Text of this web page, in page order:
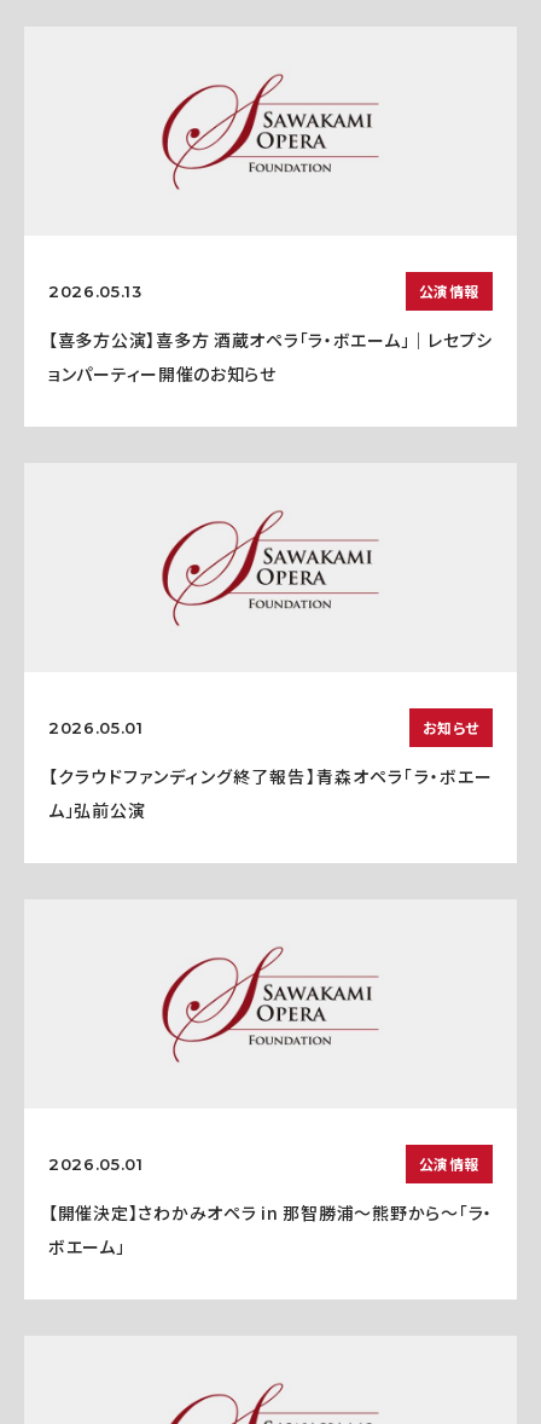
2026.05.13 公演情報
【喜多方公演】喜多方 酒蔵オペラ「ラ・ボエーム」｜レセプシ
ョンパーティー開催のお知らせ
2026.05.01 お知らせ
【クラウドファンディング終了報告】青森オペラ「ラ・ボエー
ム」弘前公演
2026.05.01 公演情報
【開催決定】さわかみオペラ in 那智勝浦〜熊野から〜「ラ・
ボエーム」